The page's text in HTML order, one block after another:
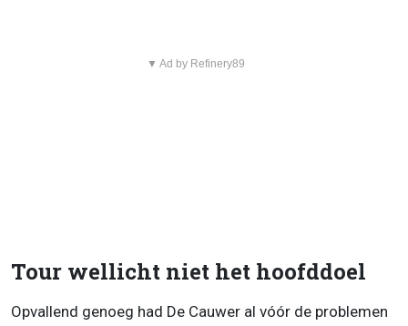
▼ Ad by Refinery89
Tour wellicht niet het hoofddoel
Opvallend genoeg had De Cauwer al vóór de problemen